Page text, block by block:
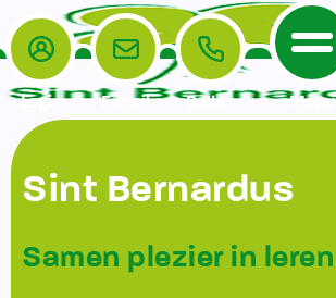
Home
De School
Veiligheidsplan
Het Team
Ouders
Tussenschoolse opvang
Login E-mail Bellen Menu
Sint Bernardus
Samen plezier in leren